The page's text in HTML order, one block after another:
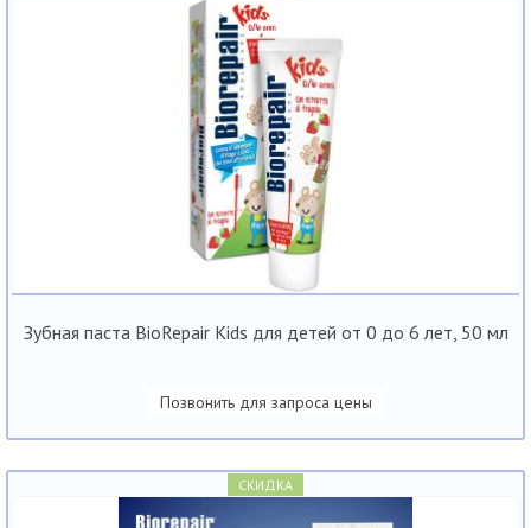
Зубная паста BioRepair Kids для детей от 0 до 6 лет, 50 мл
Позвонить для запроса цены
СКИДКА